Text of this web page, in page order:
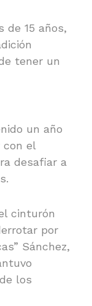
de 15 años,
tener un
un año
con el
desafiar a
cinturón
por
Sánchez,
los